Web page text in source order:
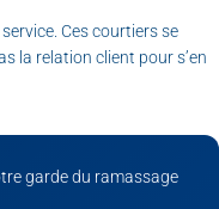
Ces courtiers se
la relation client pour s’en
garde du ramassage